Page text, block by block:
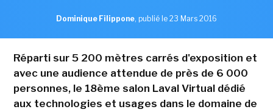
Dominique Filippone, publié le 23 Mars 2016
Réparti sur 5 200 mètres carrés d'exposition et
avec une audience attendue de près de 6 000
personnes, le 18ème salon Laval Virtual dédié
aux technologies et usages dans le domaine de